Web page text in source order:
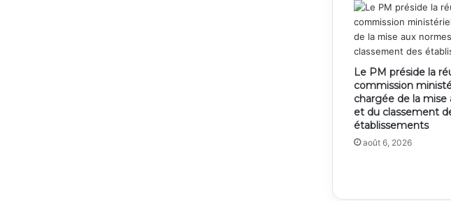
Le PM préside la
commission
chargée de la mise
et du classement
établissements
août 6, 2026